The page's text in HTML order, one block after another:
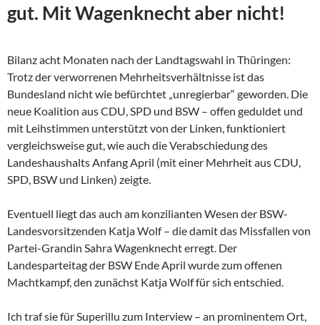
gut. Mit Wagenknecht aber nicht!
Bilanz acht Monaten nach der Landtagswahl in Thüringen:
Trotz der verworrenen Mehrheitsverhältnisse ist das
Bundesland nicht wie befürchtet „unregierbar“ geworden. Die
neue Koalition aus CDU, SPD und BSW – offen geduldet und
mit Leihstimmen unterstützt von der Linken, funktioniert
vergleichsweise gut, wie auch die Verabschiedung des
Landeshaushalts Anfang April (mit einer Mehrheit aus CDU,
SPD, BSW und Linken) zeigte.
Eventuell liegt das auch am konzilianten Wesen der BSW-
Landesvorsitzenden Katja Wolf – die damit das Missfallen von
Partei-Grandin Sahra Wagenknecht erregt. Der
Landesparteitag der BSW Ende April wurde zum offenen
Machtkampf, den zunächst Katja Wolf für sich entschied.
Ich traf sie für Superillu zum Interview – an prominentem Ort,